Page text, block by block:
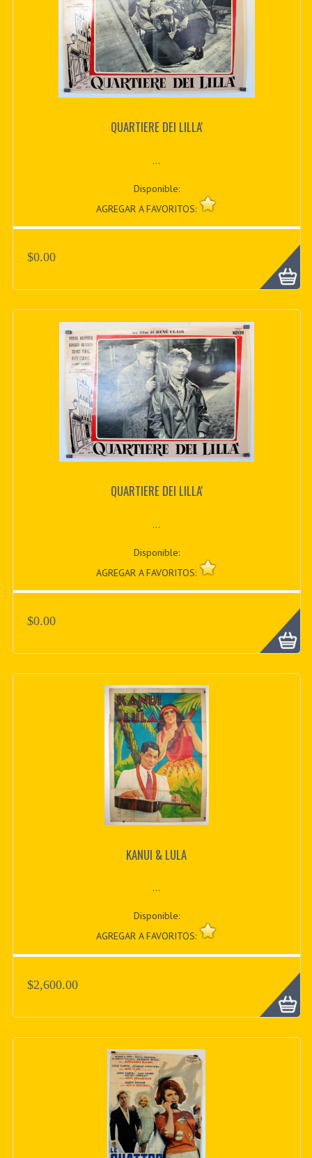
QUARTIERE DEI LILLA'
...
Disponible:
AGREGAR A FAVORITOS:
$0.00
QUARTIERE DEI LILLA'
...
Disponible:
AGREGAR A FAVORITOS:
$0.00
KANUI & LULA
...
Disponible:
AGREGAR A FAVORITOS:
$2,600.00